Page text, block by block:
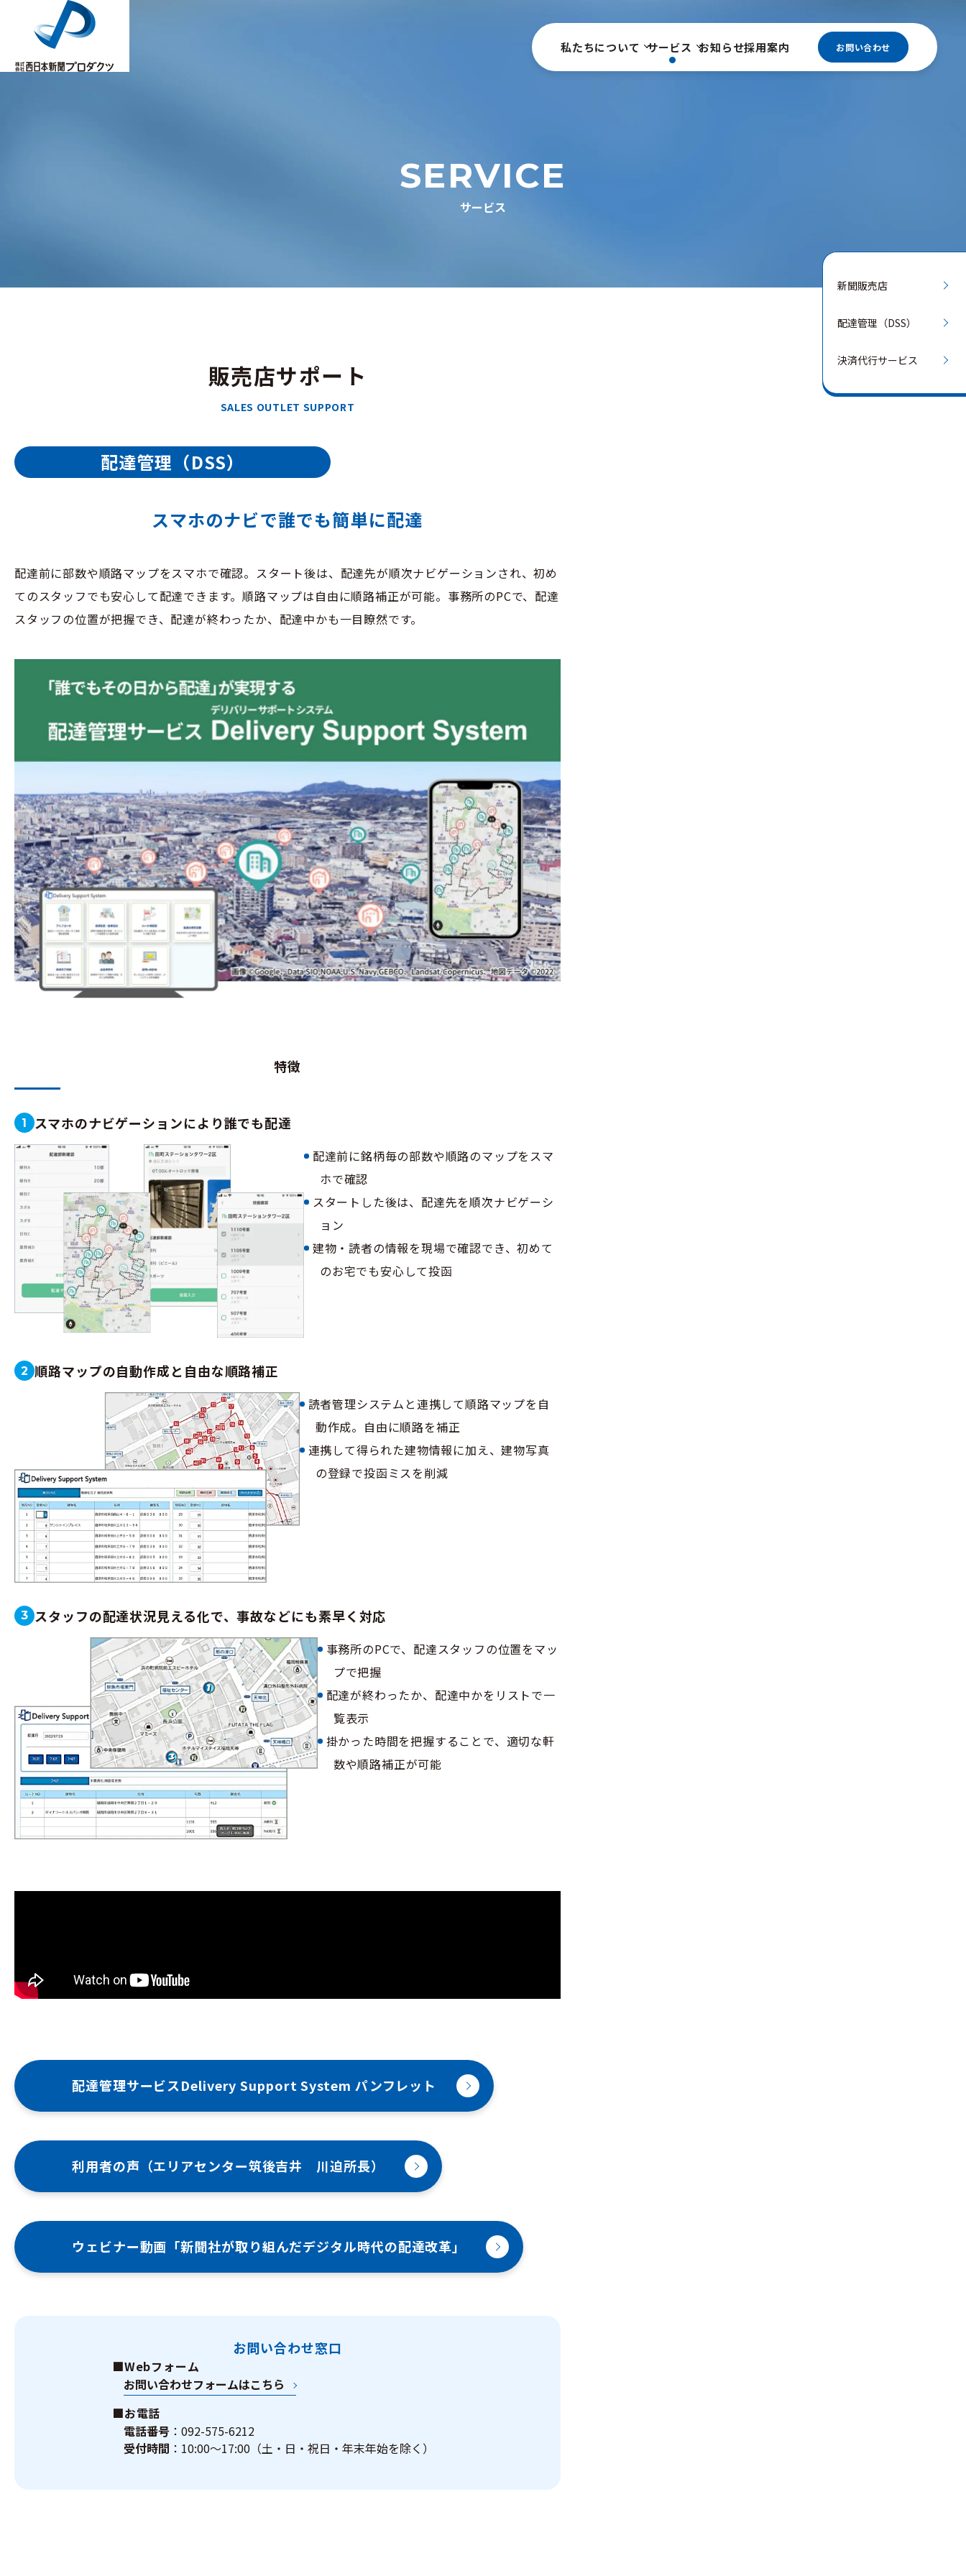
私たちについて サービス お知らせ採用案内 お問い合わせ
SERVICE
サービス
販売店サポート
SALES OUTLET SUPPORT
配達管理（DSS）
スマホのナビで誰でも簡単に配達
配達前に部数や順路マップをスマホで確認。スタート後は、配達先が順次ナビゲーションされ、初め
てのスタッフでも安心して配達できます。順路マップは自由に順路補正が可能。事務所のPCで、配達
スタッフの位置が把握でき、配達が終わったか、配達中かも一目瞭然です。
特徴
1 スマホのナビゲーションにより誰でも配達
配達前に銘柄毎の部数や順路のマップをスマ
ホで確認
スタートした後は、配達先を順次ナビゲーシ
ョン
建物・読者の情報を現場で確認でき、初めて
のお宅でも安心して投函
2 順路マップの自動作成と自由な順路補正
読者管理システムと連携して順路マップを自
動作成。自由に順路を補正
連携して得られた建物情報に加え、建物写真
の登録で投函ミスを削減
3 スタッフの配達状況見える化で、事故などにも素早く対応
事務所のPCで、配達スタッフの位置をマッ
プで把握
配達が終わったか、配達中かをリストで一
覧表示
掛かった時間を把握することで、適切な軒
数や順路補正が可能
配達管理サービスDelivery Support System パンフレット
利用者の声 （エリアセンター筑後吉井 川迫所長）
ウェビナー動画 「新聞社が取り組んだデジタル時代の配達改革」
お問い合わせ窓口
■Webフォーム
お問い合わせフォームはこちら
■お電話
電話番号 ：092-575-6212
受付時間 ：10:00～17:00（土・日・祝日・年末年始を除く）
新聞販売店
配達管理（DSS）
決済代行サービス